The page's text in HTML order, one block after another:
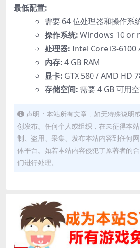
最低配置:
需要 64 位处理器和操作系
操作系统: Windows 10 or
处理器: Intel Core i3-6100
内存: 4 GB RAM
显卡: GTX 580 / AMD HD
存储空间: 需要 4 GB 可用
声明：本站所有文章，如无特殊说明
创发布。任何个人或组织，在未征得本
制、盗用、采集、发布本站内容到任何
体平台。如若本站内容侵犯了原著者的
们进行处理。